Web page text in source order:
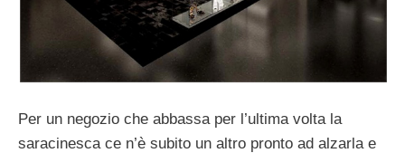
Per un negozio che abbassa per l’ultima volta la
saracinesca ce n’è subito un altro pronto ad alzarla e